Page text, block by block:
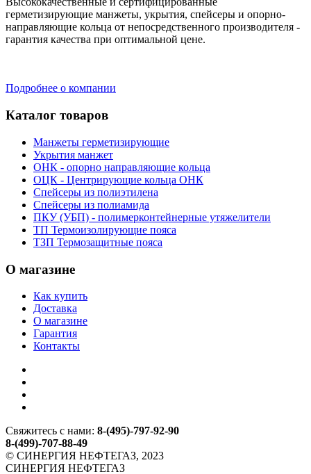
герметизирующие манжеты, укрытия, спейсеры и опорно-
направляющие кольца от непосредственного производителя -
гарантия качества при оптимальной цене.
Подробнее о компании
Каталог товаров
Манжеты герметизирующие
Укрытия манжет
ОНК - опорно направляющие кольца
ОЦК - Центрирующие кольца ОНК
Спейсеры из полиэтилена
Спейсеры из полиамида
ПКУ (УБП) - полимерконтейнерные утяжелители
ТП Термоизолирующие пояса
ТЗП Термозащитные пояса
О магазине
Как купить
Доставка
О магазине
Гарантия
Контакты
Свяжитесь с нами: 8-(495)-797-92-90
8-(499)-707-88-49
© СИНЕРГИЯ НЕФТЕГАЗ, 2023
СИНЕРГИЯ НЕФТЕГАЗ